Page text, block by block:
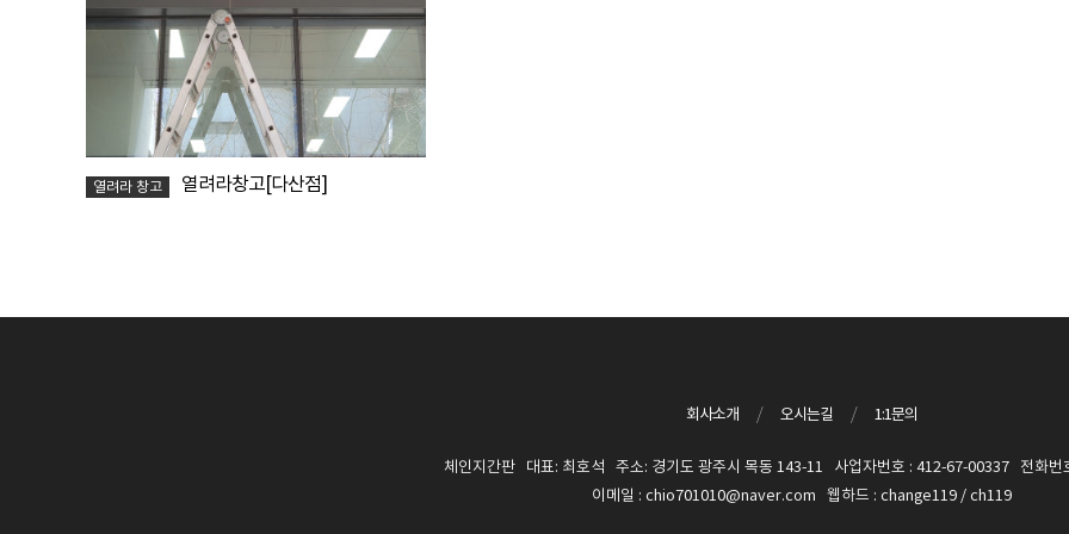
열려라 창고 열려라창고[다산점]
회사소개 / 오시는길 / 1:1문의
체인지간판 대표: 최호석 주소: 경기도 광주시 목동 143-11 사업자번호 : 412-67-00337 전화번
이메일 : chio701010@naver.com 웹하드 : change119 / ch119